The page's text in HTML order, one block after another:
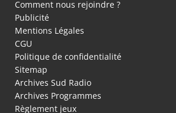
Comment nous rejoindre ?
Publicité
Mentions Légales
CGU
Politique de confidentialité
Sitemap
Archives Sud Radio
Archives Programmes
Règlement jeux